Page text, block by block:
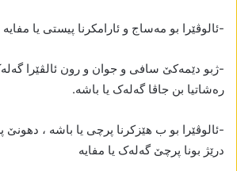
-ئالوڤێرا بو مەساج و ئارامکرنا پیستی یا مفایە
-ژبو دێمەکێ سافی و جوان و رون ئالڤێرا
رەشاتیا بن جاڤا گەلەک یا باشە.
-ئالوڤێرا بو ب ھێزکرنا پرچی یا باشە ،
درێژ بونا پرچێ گەلەک یا مفایە